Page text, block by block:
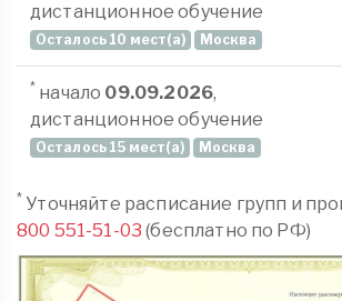
дистанционное обучение
Осталось 10 мест(а) Москва
* начало 09.09.2026,
дистанционное обучение
Осталось 15 мест(а) Москва
* Уточняйте расписание групп и
800 551-51-03 (бесплатно по РФ)